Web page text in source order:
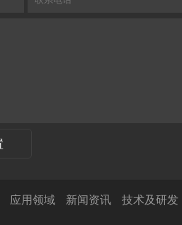
应用领域 新闻资讯 技术及研发